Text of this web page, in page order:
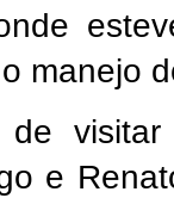
manejo
visitar
e